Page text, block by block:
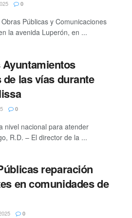
0
Públicas y Comunicaciones
la avenida Luperón, en ...
Ayuntamientos
las vías durante
0
nivel nacional para atender
R.D. – El director de la ...
reparación
en comunidades de
0